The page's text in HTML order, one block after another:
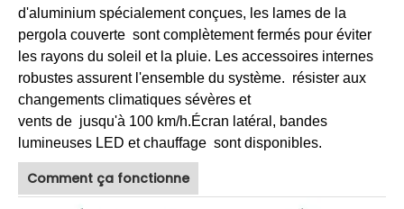
d'aluminium spécialement conçues, les lames de la
pergola couverte sont complètement fermés pour éviter
les rayons du soleil et la pluie. Les accessoires internes
robustes assurent l'ensemble du système. résister aux
changements climatiques sévères et
vents de jusqu'à 100 km/h.Écran latéral, bandes
lumineuses LED et chauffage sont disponibles.
Comment ça fonctionne